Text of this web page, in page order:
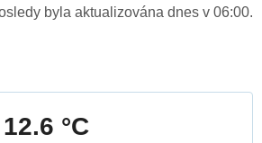
byla aktualizována dnes v 06:00.
12.6 °C